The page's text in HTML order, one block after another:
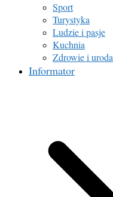
Sport
Turystyka
Ludzie i pasje
Kuchnia
Zdrowie i uroda
Informator